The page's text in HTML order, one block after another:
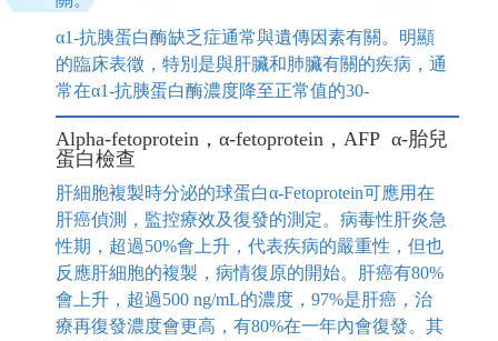
α1-抗胰蛋白酶缺乏症通常與遺傳因素有關。明顯
的臨床表徵，特別是與肝臟和肺臟有關的疾病，通
常在α1-抗胰蛋白酶濃度降至正常值的30-
Alpha-fetoprotein，α-fetoprotein，AFP α-胎兒
蛋白檢查
肝細胞複製時分泌的球蛋白α-Fetoprotein可應用在
肝癌偵測，監控療效及復發的測定。病毒性肝炎急
性期，超過50%會上升，代表疾病的嚴重性，但也
反應肝細胞的複製，病情復原的開始。肝癌有80%
會上升，超過500 ng/mL的濃度，97%是肝癌，治
療再復發濃度會更高，有80%在一年內會復發。其